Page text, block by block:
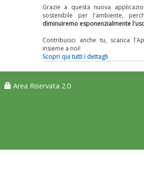
Grazie a questa nuova
sostenibile per l'ambiente,
diminuiremo esponenzialmente
Contribuisci anche tu, scarica
insieme a noi!
Scopri qui tutti i dettagli
Area Riservata 2.0